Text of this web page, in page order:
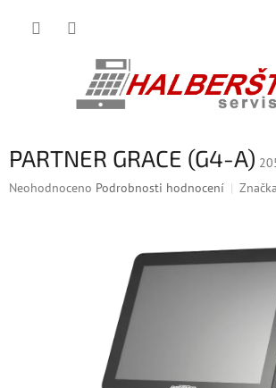
PARTNER GRACE (G4-A)
Průměrné
Neohodnoceno Podrobnosti hodnocení